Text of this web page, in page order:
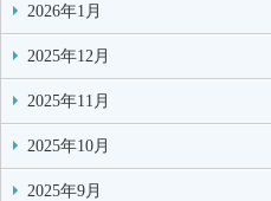
2026年1月
2025年12月
2025年11月
2025年10月
2025年9月